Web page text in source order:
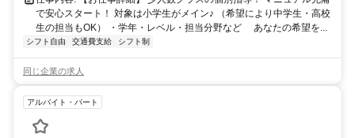
で安心スタート！ 対象は小学生がメイン♪ （希望により中学生・高校
生の担当もOK） ・学年・レベル・担当分野など あなたの希望を...
シフト自由 交通費支給 シフト制
同じ企業の求人
アルバイト・パート